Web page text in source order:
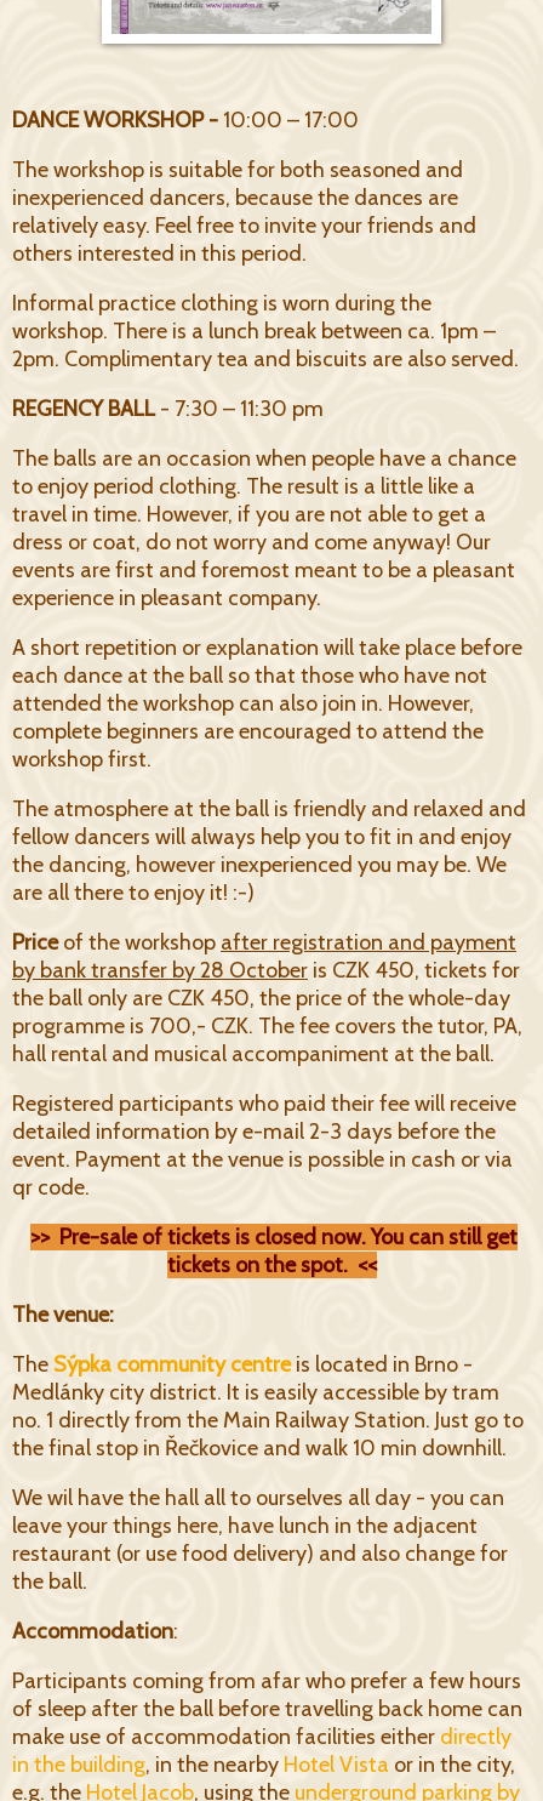
DANCE WORKSHOP - 10:00 – 17:00
The workshop is suitable for both seasoned and
inexperienced dancers, because the dances are
relatively easy. Feel free to invite your friends and
others interested in this period.
Informal practice clothing is worn during the
workshop. There is a lunch break between ca. 1pm –
2pm. Complimentary tea and biscuits are also served.
REGENCY BALL- 7:30 – 11:30 pm
The balls are an occasion when people have a chance
to enjoy period clothing. The result is a little like a
travel in time. However, if you are not able to get a
dress or coat, do not worry and come anyway! Our
events are first and foremost meant to be a pleasant
experience in pleasant company.
A short repetition or explanation will take place before
each dance at the ball so that those who have not
attended the workshop can also join in. However,
complete beginners are encouraged to attend the
workshop first.
The atmosphere at the ball is friendly and relaxed and
fellow dancers will always help you to fit in and enjoy
the dancing, however inexperienced you may be. We
are all there to enjoy it! :-)
Priceof the workshop after registration and payment
by bank transfer by 28 October is CZK 450, tickets for
the ball only are CZK 450, the price of the whole-day
programme is 700,- CZK. The fee covers the tutor, PA,
hall rental and musical accompaniment at the ball.
Registered participants who paid their fee will receive
detailed information by e-mail 2-3 days before the
event. Payment at the venue is possible in cash or via
qr code.
>> Pre-sale of tickets is closed now. You can still get
tickets on the spot. <<
The venue:
The Sýpka community centreis located in Brno -
Medlánky city district. It is easily accessible by tram
no. 1 directly from the Main Railway Station. Just go to
the final stop in Řečkovice and walk 10 min downhill.
We wil have the hall all to ourselves all day - you can
leave your things here, have lunch in the adjacent
restaurant (or use food delivery) and also change for
the ball.
Accommodation:
Participants coming from afar who prefer a few hours
of sleep after the ball before travelling back home can
make use of accommodation facilities either directly
in the building, in the nearby Hotel Vista or in the city,
e.g. the Hotel Jacob, using the underground parking by